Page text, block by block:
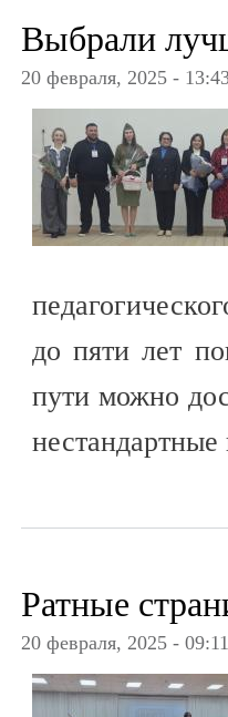
Выбрали
20 февраля, 2025 -
до пяти лет
пути можно
Ратные
20 февраля, 2025 - 09:11